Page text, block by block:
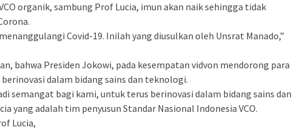
organik, sambung Prof Lucia, imun akan naik sehingga tidak
Covid-19. Inilah yang diusulkan oleh Unsrat Manado,”
bahwa Presiden Jokowi, pada kesempatan vidvon mendorong para
dalam bidang sains dan teknologi.
semangat bagi kami, untuk terus berinovasi dalam bidang sains dan
yang adalah tim penyusun Standar Nasional Indonesia VCO.
Lucia,